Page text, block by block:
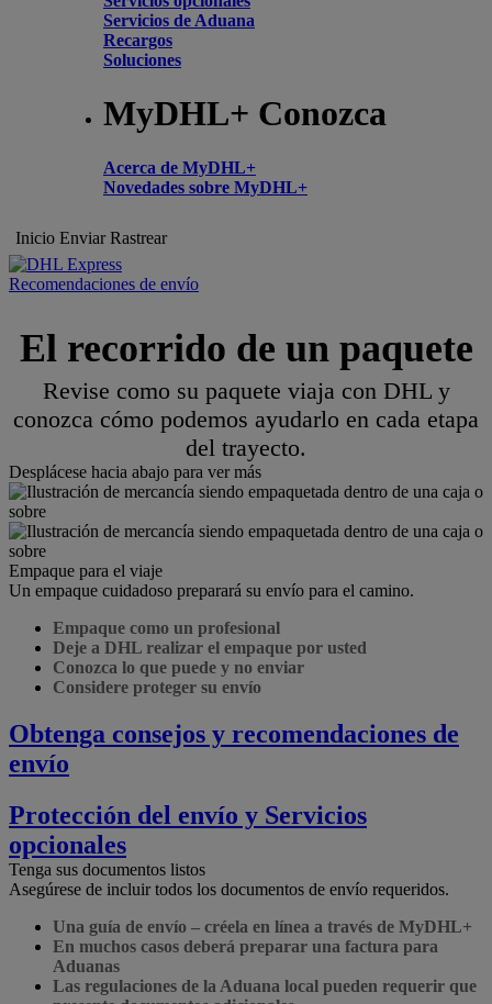
Servicios de Aduana
Recargos
Soluciones
MyDHL+ Conozca
Acerca de MyDHL+
Novedades sobre MyDHL+
Inicio Enviar Rastrear
Recomendaciones de envío
El recorrido de un paquete
Revise como su paquete viaja con DHL y
conozca cómo podemos ayudarlo en cada etapa
del trayecto.
Desplácese hacia abajo para ver más
Empaque para el viaje
Un empaque cuidadoso preparará su envío para el camino.
Empaque como un profesional
Deje a DHL realizar el empaque por usted
Conozca lo que puede y no enviar
Considere proteger su envío
Obtenga consejos y recomendaciones de
envío
Protección del envío y Servicios
opcionales
Tenga sus documentos listos
Asegúrese de incluir todos los documentos de envío requeridos.
Una guía de envío – créela en línea a través de MyDHL+
En muchos casos deberá preparar una factura para
Aduanas
Las regulaciones de la Aduana local pueden requerir que